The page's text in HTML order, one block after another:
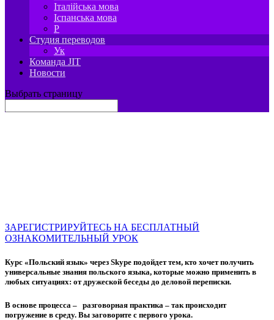
Італійська мова
Іспанська мова
P
Студия переводов
Ук
Команда JIT
Новости
Выбрать страницу
ЗАРЕГИСТРИРУЙТЕСЬ НА БЕСПЛАТНЫЙ
ОЗНАКОМИТЕЛЬНЫЙ УРОК
Курс «Польский язык» через Skype подойдет тем, кто хочет получить
универсальные знания польского языка, которые можно применить в
любых ситуациях: от дружеской беседы до деловой переписки.
В основе процесса – разговорная практика – так происходит
погружение в среду. Вы заговорите с первого урока.